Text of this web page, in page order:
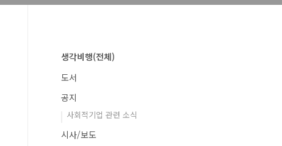
생각비행(전체)
도서
공지
사회적기업 관련 소식
시사/보도